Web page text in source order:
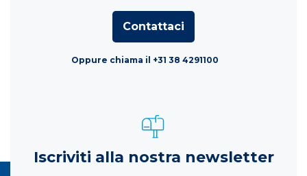
Contattaci
Oppure chiama il +31 38 4291100
Iscriviti alla nostra newsletter